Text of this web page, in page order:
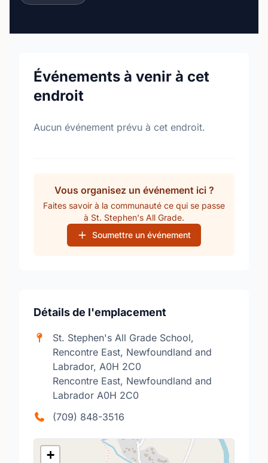
Événements à venir à cet
endroit
Aucun événement prévu à cet endroit.
Vous organisez un événement ici ?
Faites savoir à la communauté ce qui se passe
à St. Stephen's All Grade.
Soumettre un événement
Détails de l'emplacement
St. Stephen's All Grade School,
Rencontre East, Newfoundland and
Labrador, A0H 2C0
Rencontre East, Newfoundland and
Labrador A0H 2C0
(709) 848-3516
+